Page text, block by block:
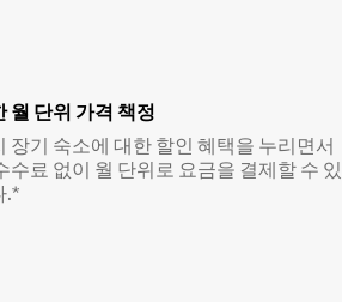
월 단위 가격 책정
장기 숙소에 대한 할인 혜택을 누리면서
수료 없이 월 단위로 요금을 결제할 수 있
.*